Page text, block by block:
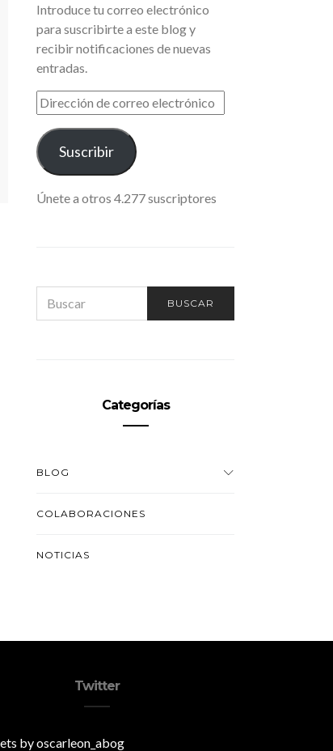
Introduce tu correo electrónico
para suscribirte a este blog y
recibir notificaciones de nuevas
entradas.
DIRECCIÓN
DE
CORREO
ELECTRÓNICO
Suscribir
Únete a otros 4.277 suscriptores
FOR:
BUSCAR
Categorías
BLOG
COLABORACIONES
NOTICIAS
Twitter
by oscarleon_abog